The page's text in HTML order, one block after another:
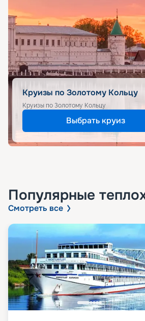
Круизы по Золотому Кольцу
Круизы по Золотому Кольцу
Выбрать круиз
Популярные
Смотреть все